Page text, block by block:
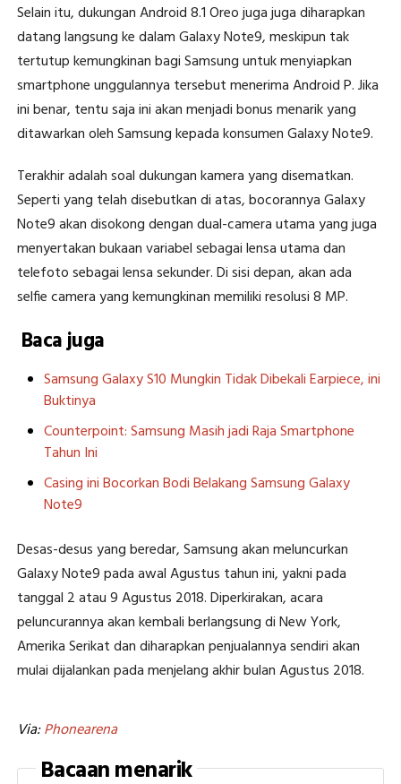
Selain itu, dukungan Android 8.1 Oreo juga juga diharapkan
datang langsung ke dalam Galaxy Note9, meskipun tak
tertutup kemungkinan bagi Samsung untuk menyiapkan
smartphone unggulannya tersebut menerima Android P. Jika
ini benar, tentu saja ini akan menjadi bonus menarik yang
ditawarkan oleh Samsung kepada konsumen Galaxy Note9.
Terakhir adalah soal dukungan kamera yang disematkan.
Seperti yang telah disebutkan di atas, bocorannya Galaxy
Note9 akan disokong dengan dual-camera utama yang juga
menyertakan bukaan variabel sebagai lensa utama dan
telefoto sebagai lensa sekunder. Di sisi depan, akan ada
selfie camera yang kemungkinan memiliki resolusi 8 MP.
Baca juga
Samsung Galaxy S10 Mungkin Tidak Dibekali Earpiece, ini
Buktinya
Counterpoint: Samsung Masih jadi Raja Smartphone
Tahun Ini
Casing ini Bocorkan Bodi Belakang Samsung Galaxy
Note9
Desas-desus yang beredar, Samsung akan meluncurkan
Galaxy Note9 pada awal Agustus tahun ini, yakni pada
tanggal 2 atau 9 Agustus 2018. Diperkirakan, acara
peluncurannya akan kembali berlangsung di New York,
Amerika Serikat dan diharapkan penjualannya sendiri akan
mulai dijalankan pada menjelang akhir bulan Agustus 2018.
Via:Phonearena
Bacaan menarik